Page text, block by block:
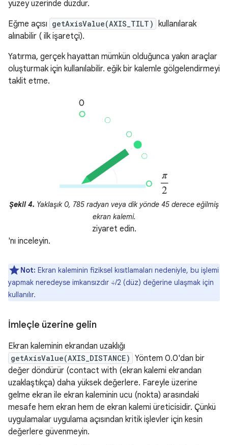
yüzey üzerinde düzdür.
Eğme açısı getAxisValue(AXIS_TILT)
kullanılarak
alınabilir ( ilk işaretçi).
Yatırma, gerçek hayattan mümkün olduğunca yakın araçlar
oluşturmak için kullanılabilir. eğik bir kalemle gölgelendirmeyi
taklit etme.
Şekil 4. Yaklaşık 0, 785 radyan veya dik yönde 45 derece eğilmiş
ekran kalemi.
ziyaret edin.
'nı inceleyin.
Not: Ekran kaleminin fiziksel kısıtlamaları nedeniyle, bu işlemi
yapmak neredeyse imkansızdır ÷/2 (düz) değerine ulaşmak için
kullanılır.
İmleçle üzerine gelin
Ekran kaleminin ekrandan uzaklığı
getAxisValue(AXIS_DISTANCE) Yöntem 0.0'dan bir
değer döndürür (contact with (ekran kalemi ekrandan
uzaklaştıkça) daha yüksek değerlere. Fareyle üzerine
gelme ekran ile ekran kaleminin ucu (nokta) arasındaki
mesafe hem ekran hem de ekran kalemi üreticisidir. Çünkü
uygulamalar uygulama açısından kritik işlevler için kesin
değerlere güvenmeyin.